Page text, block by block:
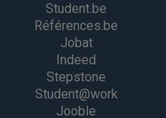
Student.be
Références.be
Jobat
Indeed
Stepstone
Student@work
Jooble